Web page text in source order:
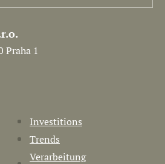
Praha 1
Investitions
Trends
Verarbeitung